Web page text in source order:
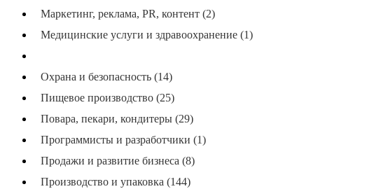
Маркетинг, реклама, PR, контент (2)
Медицинские услуги и здравоохранение (1)
Охрана и безопасность (14)
Пищевое производство (25)
Повара, пекари, кондитеры (29)
Программисты и разработчики (1)
Продажи и развитие бизнеса (8)
Производство и упаковка (144)